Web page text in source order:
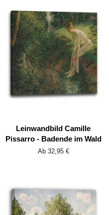
Leinwandbild Camille
Pissarro - Badende im Wald
Ab 32,95 €